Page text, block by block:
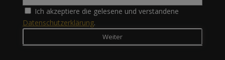
Ich akzeptiere die gelesene und verstandene
Datenschutzerklärung.